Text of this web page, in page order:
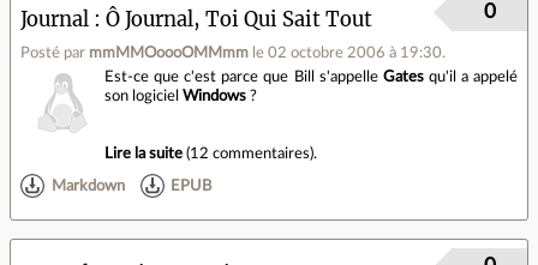
Journal Ô Journal, Toi Qui Sait Tout
Posté par mmMMOoooOMMmm le 02 octobre 2006 à 19:30.
0
Est-ce que c'est parce que Bill s'appelle Gatesqu'il a appelé
son logiciel Windows ?
Lire la suite (12 commentaires).
Markdown EPUB